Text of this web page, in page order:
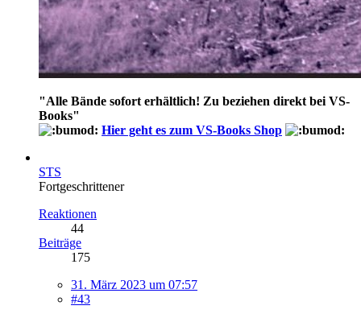
"Alle Bände sofort erhältlich! Zu beziehen direkt bei VS-
Books"
Hier geht es zum VS-Books Shop
STS
Fortgeschrittener
Reaktionen
44
Beiträge
175
31. März 2023 um 07:57
#43